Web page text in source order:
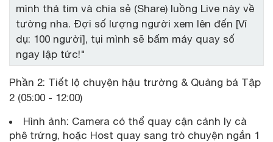
mình thả tim và chia sẻ (Share) luồng Live này về
tường nha. Đợi số lượng người xem lên đến [Ví
dụ: 100 người], tụi mình sẽ bấm máy quay số
ngay lập tức!"
Phần 2: Tiết lộ chuyện hậu trường & Quảng bá Tập
2 (05:00 - 12:00)
Hình ảnh: Camera có thể quay cận cảnh ly cà
phê trứng, hoặc Host quay sang trò chuyện ngắn 1